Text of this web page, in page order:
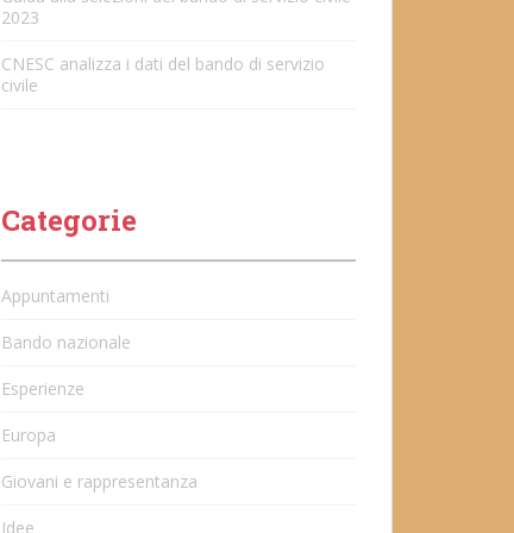
2023
CNESC analizza i dati del bando di servizio
civile
Categorie
Appuntamenti
Bando nazionale
Esperienze
Europa
Giovani e rappresentanza
Idee